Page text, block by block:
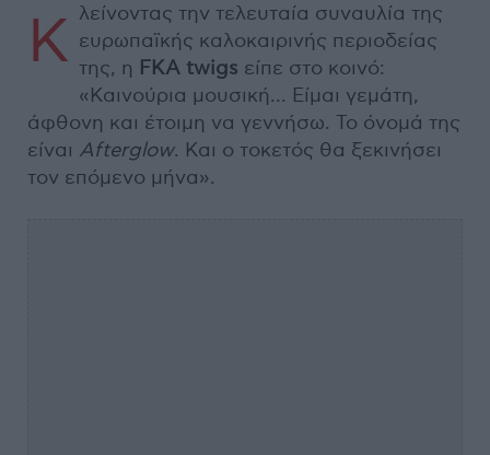
Κ λείνοντας την τελευταία συναυλία της
ευρωπαϊκής καλοκαιρινής περιοδείας
της, η FKA twigs είπε στο κοινό:
«Καινούρια μουσική... Είμαι γεμάτη,
άφθονη και έτοιμη να γεννήσω. Το όνομά της
είναι Afterglow. Και ο τοκετός θα ξεκινήσει
τον επόμενο μήνα».